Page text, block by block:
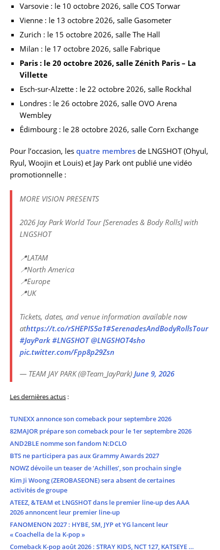
Varsovie : le 10 octobre 2026, salle COS Torwar
Vienne : le 13 octobre 2026, salle Gasometer
Zurich : le 15 octobre 2026, salle The Hall
Milan : le 17 octobre 2026, salle Fabrique
Paris : le 20 octobre 2026, salle Zénith Paris – La
Villette
Esch-sur-Alzette : le 22 octobre 2026, salle Rockhal
Londres : le 26 octobre 2026, salle OVO Arena
Wembley
Édimbourg : le 28 octobre 2026, salle Corn Exchange
Pour l’occasion, les quatre membres de LNGSHOT (Ohyul,
Ryul, Woojin et Louis) et Jay Park ont publié une vidéo
promotionnelle :
MORE VISION PRESENTS
2026 Jay Park World Tour [Serenades & Body Rolls] with
LNGSHOT
📍LATAM
📍North America
📍Europe
📍UK
Tickets, dates, and venue information available now
athttps://t.co/rSHEPIS5a1#SerenadesAndBodyRollsTour
#JayPark #LNGSHOT @LNGSHOT4sho
pic.twitter.com/Fpp8p29Zsn
— TEAM JAY PARK (@Team_JayPark) June 9, 2026
Les dernières actus :
TUNEXX annonce son comeback pour septembre 2026
82MAJOR prépare son comeback pour le 1er septembre 2026
AND2BLE nomme son fandom N:DCLO
BTS ne participera pas aux Grammy Awards 2027
NOWZ dévoile un teaser de ‘Achilles’, son prochain single
Kim Ji Woong (ZEROBASEONE) sera absent de certaines
activités de groupe
ATEEZ, &TEAM et LNGSHOT dans le premier line-up des AAA
2026 annoncent leur premier line-up
FANOMENON 2027 : HYBE, SM, JYP et YG lancent leur
« Coachella de la K-pop »
Comeback K-pop août 2026 : STRAY KIDS, NCT 127, KATSEYE …